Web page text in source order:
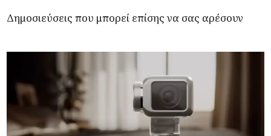
Δημοσιεύσεις που μπορεί επίσης να σας αρέσουν